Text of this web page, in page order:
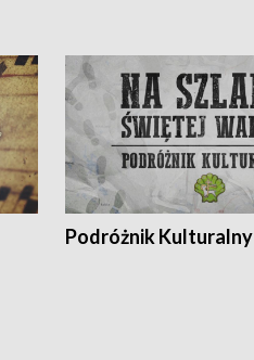
Podróżnik Kulturalny